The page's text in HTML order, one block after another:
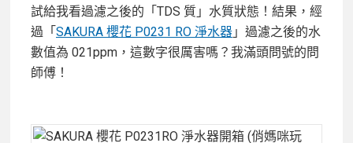
試給我看過濾之後的「TDS 質」水質狀態！結果，經
過「 SAKURA 櫻花 P0231 RO 淨水器 」過濾之後的水
數值為 021ppm，這數字很厲害嗎？我滿頭問號的問
師傅！